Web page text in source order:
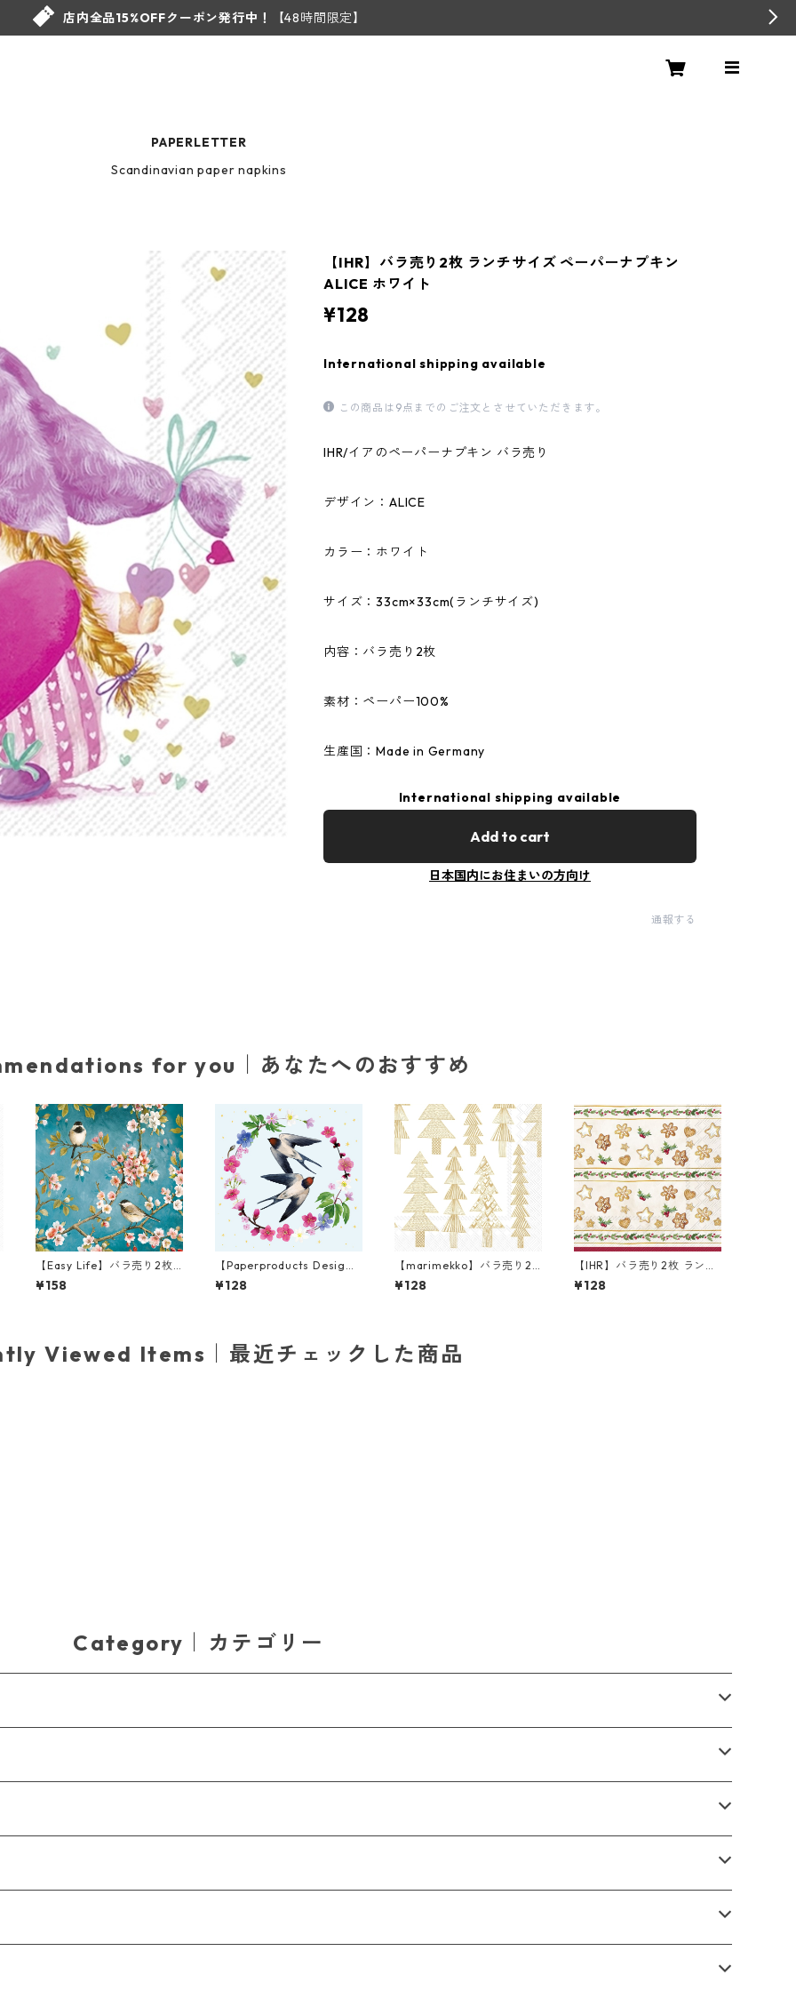
店内全品15%OFFクーポン発行中！ 【48時間限定】
PAPERLETTER
Scandinavian paper napkins
【IHR】バラ売り2枚 ランチサイズ ペーパーナプキン
ALICE ホワイト
¥128
International shipping available
この商品は9点までのご注文とさせていただきます。
IHR/イアのペーパーナプキン バラ売り
デザイン：ALICE
カラー：ホワイト
サイズ：33cm×33cm(ランチサイズ)
内容：バラ売り2枚
素材：ペーパー100%
生産国：Made in Germany
International shipping available
Add to cart
日本国内にお住まいの方向け
通報する
for you｜あなたへのおすすめ
【Easy Life】バラ売り2枚
ランチサイズ ペーパーナプ
キン BLOSSOM ブルー
¥158
【Paperproducts Desig
n】バラ売り2枚 ランチサイ
ズ ペーパーナプキン Roma
¥128
【marimekko】バラ売り2
枚 ランチサイズ ペーパーナ
プキン KUUSIKOSSA ホワイ
¥128
【IHR】バラ売り2枚 ランチ
サイズ ペーパーナプキン C
OOKIE GARLAND クリーム
¥128
Viewed Items｜最近チェックした商品
Category｜カテゴリー